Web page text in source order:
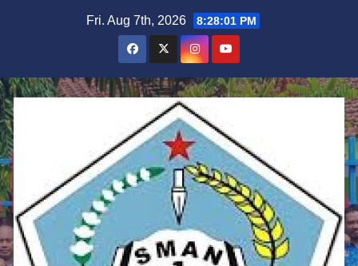
Fri. Aug 7th, 2026 8:28:02 PM